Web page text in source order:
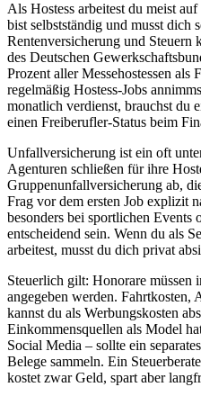
Als Hostess arbeitest du meist
bist selbstständig und musst dich
Rentenversicherung und Steuern
des Deutschen
Prozent aller Messehostessen als
regelmäßig Hostess-Jobs
monatlich verdienst, brauchst du
einen Freiberufler-Status beim
Unfallversicherung ist ein oft
Agenturen schließen für ihre
Gruppenunfallversicherung ab,
Frag vor dem ersten Job explizit
besonders bei sportlichen Events
entscheidend sein. Wenn du als
arbeitest, musst du dich privat
Steuerlich gilt: Honorare müssen
angegeben werden.
kannst du als Werbungskosten
Einkommensquellen als Model
Social Media – sollte ein
Belege sammeln. Ein
kostet zwar Geld, spart aber